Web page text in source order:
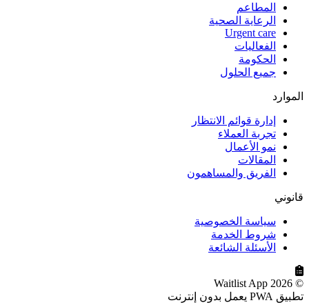
المطاعم
الرعاية الصحية
Urgent care
الفعاليات
الحكومة
جميع الحلول
الموارد
إدارة قوائم الانتظار
تجربة العملاء
نمو الأعمال
المقالات
الفريق والمساهمون
قانوني
سياسة الخصوصية
شروط الخدمة
الأسئلة الشائعة
© 2026 Waitlist App
تطبيق PWA يعمل بدون إنترنت